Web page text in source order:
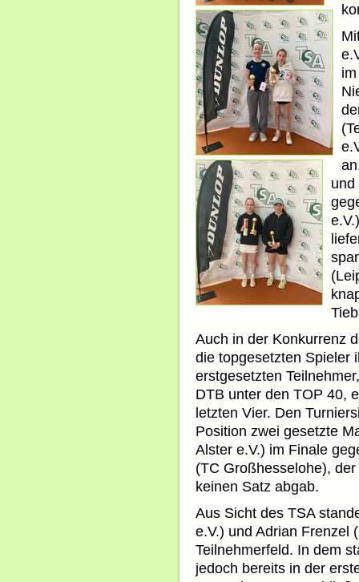
und
Auch in der Konkurrenz
die topgesetzten Spieler
erstgesetzten
DTB unter den TOP 40,
letzten Vier. Den
Position zwei gesetzte
Alster e.V.) im Finale
(TC Großhesselohe),
keinen Satz abgab.
Aus Sicht des TSA
e.V.) und Adrian Frenzel
Teilnehmerfeld. In dem
jedoch bereits in der